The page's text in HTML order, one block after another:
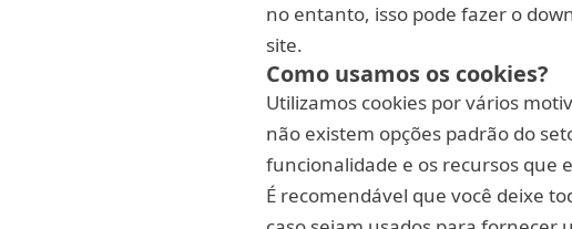
no entanto, isso pode fazer o
site.
Como usamos os cookies?
Utilizamos cookies por vários
não existem opções padrão do
funcionalidade e os recursos que
É recomendável que você deixe